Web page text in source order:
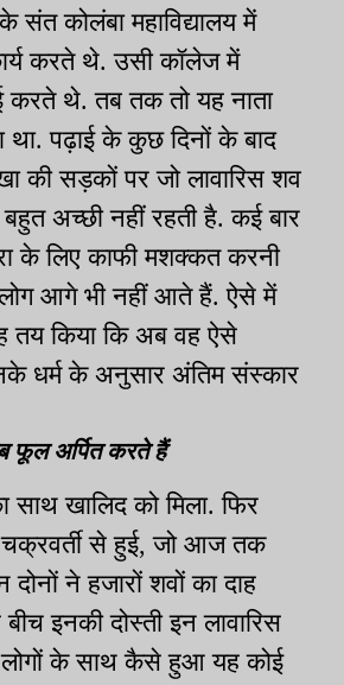
संत कोलंबा महाविद्यालय में
करते थे. उसी कॉलेज में
करते थे. तब तक तो यह नाता
था. पढ़ाई के कुछ दिनों के बाद
की सड़कों पर जो लावारिस शव
अच्छी नहीं रहती है. कई बार
के लिए काफी मशक्कत करनी
आगे भी नहीं आते हैं. ऐसे में
तय किया कि अब वह ऐसे
धर्म के अनुसार अंतिम संस्कार
फूल अर्पित करते हैं
साथ खालिद को मिला. फिर
चक्रवर्ती से हुई, जो आज तक
ने हजारों शवों का दाह
इनकी दोस्ती इन लावारिस
के साथ कैसे हुआ यह कोई